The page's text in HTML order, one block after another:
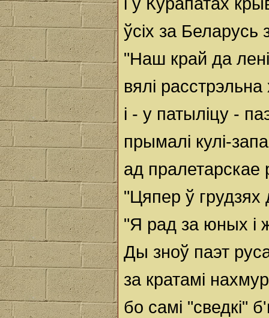
ўсіх за Беларусь
"Наш край да
вялі расстрэльна
і - у патыліцу -
прымалі кулі-
ад пралетарскае
"Цяпер ў грудзях
"Я рад за юных і
Ды зноў паэт
за кратамі
бо самі "сведкі"